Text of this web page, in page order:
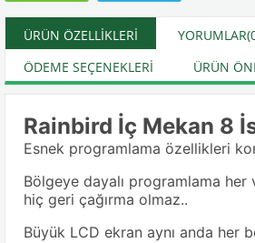
ÜRÜN ÖZELLIKLERI YORUMLAR
ÖDEME SEÇENEKLERI
ÜRÜN
Rainbird İç Mekan 8
Esnek programlama özellikleri
Bölgeye dayalı programlama her
hiç geri çağırma olmaz..
Büyük LCD ekran aynı anda her